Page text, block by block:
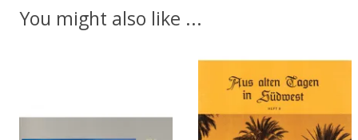
You might also like ...